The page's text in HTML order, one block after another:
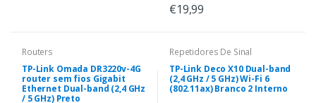
€19,99
Routers
TP-Link Omada DR3220v-4G
router sem fios Gigabit
Ethernet Dual-band (2,4 GHz
/ 5 GHz) Preto
Repetidores De Sinal
TP-Link Deco X10 Dual-band
(2,4 GHz / 5 GHz) Wi-Fi 6
(802.11ax) Branco 2 Interno